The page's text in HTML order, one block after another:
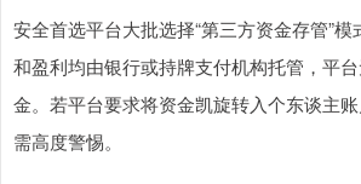
安全首选平台大批选择“第三方资金存管”
和盈利均由银行或持牌支付机构托管，平
金。若平台要求将资金凯旋转入个东谈主
需高度警惕。